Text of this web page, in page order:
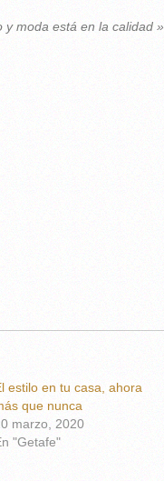
moda está en la calidad »
estilo en tu casa, ahora
que nunca
marzo, 2020
"Getafe"